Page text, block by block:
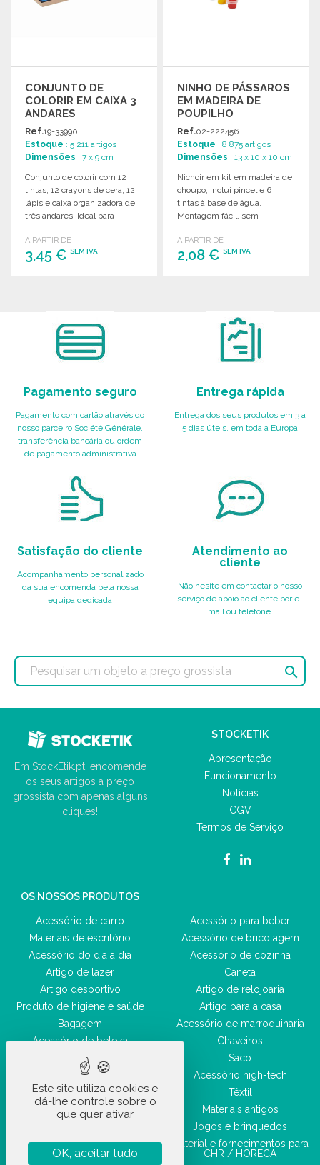
CONJUNTO DE
COLORIR EM CAIXA 3
ANDARES
Ref.19-33990
Estoque : 5 211 artigos
Dimensões : 7 x 9 cm
Conjunto de colorir com 12
tintas, 12 crayons de cera, 12
lápis e caixa organizadora de
três andares. Ideal para
A PARTIR DE
3,45 € SEM IVA
NINHO DE PÁSSAROS
EM MADEIRA DE
POUPILHO
Ref.02-222456
Estoque : 8 875 artigos
Dimensões : 13 x 10 x 10 cm
Nichoir em kit em madeira de
choupo, inclui pincel e 6
tintas à base de água.
Montagem fácil, sem
A PARTIR DE
2,08 €SEM IVA
Pagamento seguro
Pagamento com cartão através do
nosso parceiro Société Générale,
transferência bancária ou ordem
de pagamento administrativa
Entrega rápida
Entrega dos seus produtos em 3 a
5 dias úteis, em toda a Europa
Satisfação do cliente
Acompanhamento personalizado
da sua encomenda pela nossa
equipa dedicada
Atendimento ao
cliente
Não hesite em contactar o nosso
serviço de apoio ao cliente por e-
mail ou telefone.

Em StockEtik.pt, encomende
os seus artigos a preço
grossista com apenas alguns
cliques!
STOCKETIK
Apresentação
Funcionamento
Notícias
CGV
Termos de Serviço
OS NOSSOS PRODUTOS
Acessório de carro
Materiais de escritório
Acessório do dia a dia
Artigo de lazer
Artigo desportivo
Produto de higiene e saúde
Bagagem
Acessório de beleza
Acessório para beber
Acessório de bricolagem
Acessório de cozinha
Caneta
Artigo de relojoaria
Artigo para a casa
Acessório de marroquinaria
Chaveiros
Saco
Acessório high-tech
Têxtil
Materiais antigos
Jogos e brinquedos
Material e fornecimentos para
CHR / HORECA
Este site utiliza cookies e
dá-lhe controle sobre o
que quer ativar
OK, aceitar tudo